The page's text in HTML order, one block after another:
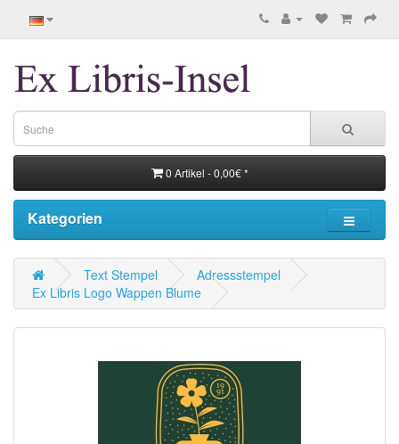
0 Artikel - 0,00€ *
Kategorien
Text Stempel
Adressstempel
Ex Libris Logo Wappen Blume